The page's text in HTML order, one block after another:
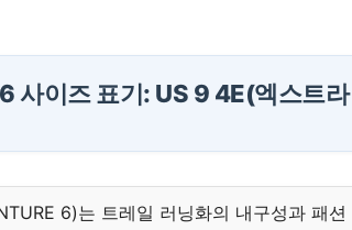
사이즈 표기: US 9 4E(엑스트
6)는 트레일 러닝화의 내구성과 패션